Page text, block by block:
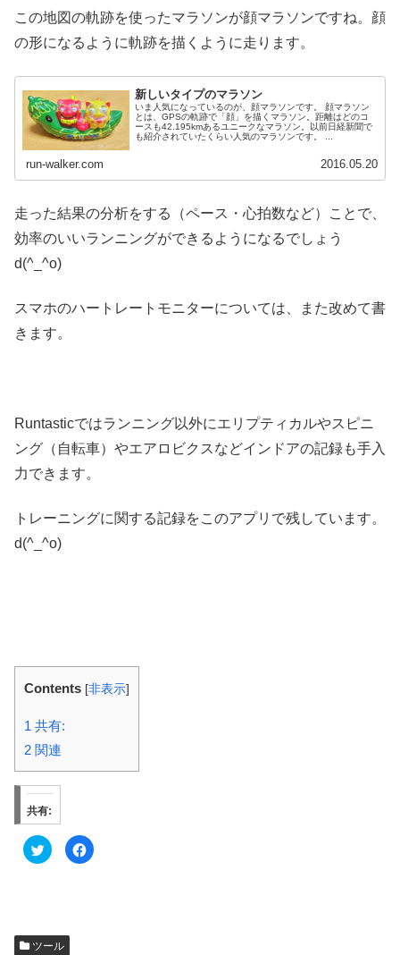
この地図の軌跡を使ったマラソンが顔マラソンですね。顔
の形になるように軌跡を描くように走ります。
新しいタイプのマラソン
いま人気になっているのが、顔マラソンです。 顔マラソン
とは、GPSの軌跡で「顔」を描くマラソン。距離はどのコ
ースも42.195kmあるユニークなマラソン。以前日経新聞で
も紹介されていたくらい人気のマラソンです。 ...
run-walker.com 2016.05.20
走った結果の分析をする（ペース・心拍数など）ことで、
効率のいいランニングができるようになるでしょう
d(^_^o)
スマホのハートレートモニターについては、また改めて書
きます。
Runtasticではランニング以外にエリプティカルやスピニ
ング（自転車）やエアロビクスなどインドアの記録も手入
力できます。
トレーニングに関する記録をこのアプリで残しています。
d(^_^o)
Contents [非表示]
1 共有:
2 関連
共有:
ク
リ
i
t
F
a
ツール